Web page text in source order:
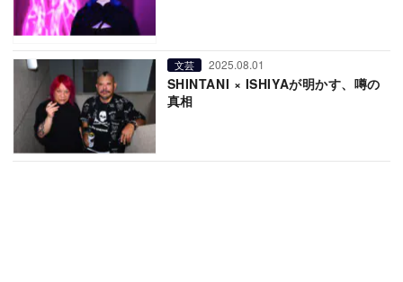
文芸 2025.08.01
SHINTANI × ISHIYAが明かす、噂の
真相